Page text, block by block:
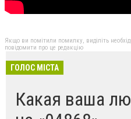
Якщо ви помітили помилку, виділіть
повідомити про це редакцію
ГОЛОС МІСТА
Какая ваша